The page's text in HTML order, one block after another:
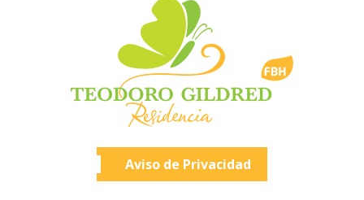
Aviso de Privacidad